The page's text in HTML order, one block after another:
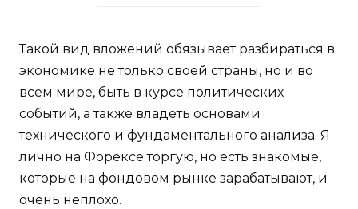
Такой вид вложений обязывает разбираться в
экономике не только своей страны, но и во
всем мире, быть в курсе политических
событий, а также владеть основами
технического и фундаментального анализа. Я
лично на Форексе торгую, но есть знакомые,
которые на фондовом рынке зарабатывают, и
очень неплохо.